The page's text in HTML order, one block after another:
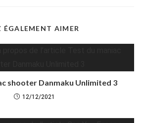
ÉGALEMENT AIMER
shooter Danmaku Unlimited 3
12/12/2021